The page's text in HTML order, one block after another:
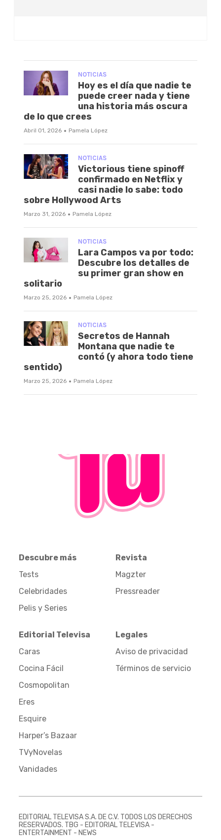
NOTICIAS
Hoy es el día que nadie te
puede creer nada y tiene
una historia más oscura
de lo que crees
Abril 01, 2026 · Pamela López
NOTICIAS
Victorious tiene spinoff
confirmado en Netflix y
casi nadie lo sabe: todo
sobre Hollywood Arts
Marzo 31, 2026 · Pamela López
NOTICIAS
Lara Campos va por todo:
Descubre los detalles de
su primer gran show en
solitario
Marzo 25, 2026 · Pamela López
NOTICIAS
Secretos de Hannah
Montana que nadie te
contó (y ahora todo tiene
sentido)
Marzo 25, 2026 · Pamela López
Descubre más
Tests
Celebridades
Pelis y Series
Revista
Magzter
Pressreader
Editorial Televisa
Caras
Cocina Fácil
Cosmopolitan
Eres
Esquire
Harper’s Bazaar
TVyNovelas
Vanidades
Legales
Aviso de privacidad
Términos de servicio
EDITORIAL TELEVISA S.A. DE C.V. TODOS LOS DERECHOS
RESERVADOS. TBG - EDITORIAL TELEVISA -
ENTERTAINMENT - NEWS